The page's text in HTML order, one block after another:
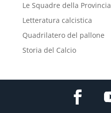
Le Squadre della Provincia
Letteratura calcistica
Quadrilatero del pallone
Storia del Calcio